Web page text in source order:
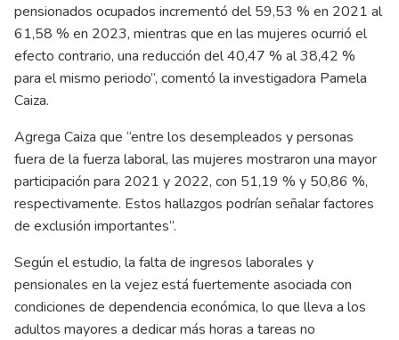
pensionados ocupados incrementó del 59,53 % en 2021 al
61,58 % en 2023, mientras que en las mujeres ocurrió el
efecto contrario, una reducción del 40,47 % al 38,42 %
para el mismo periodo”, comentó la investigadora Pamela
Caiza.
Agrega Caiza que “entre los desempleados y personas
fuera de la fuerza laboral, las mujeres mostraron una mayor
participación para 2021 y 2022, con 51,19 % y 50,86 %,
respectivamente. Estos hallazgos podrían señalar factores
de exclusión importantes”.
Según el estudio, la falta de ingresos laborales y
pensionales en la vejez está fuertemente asociada con
condiciones de dependencia económica, lo que lleva a los
adultos mayores a dedicar más horas a tareas no